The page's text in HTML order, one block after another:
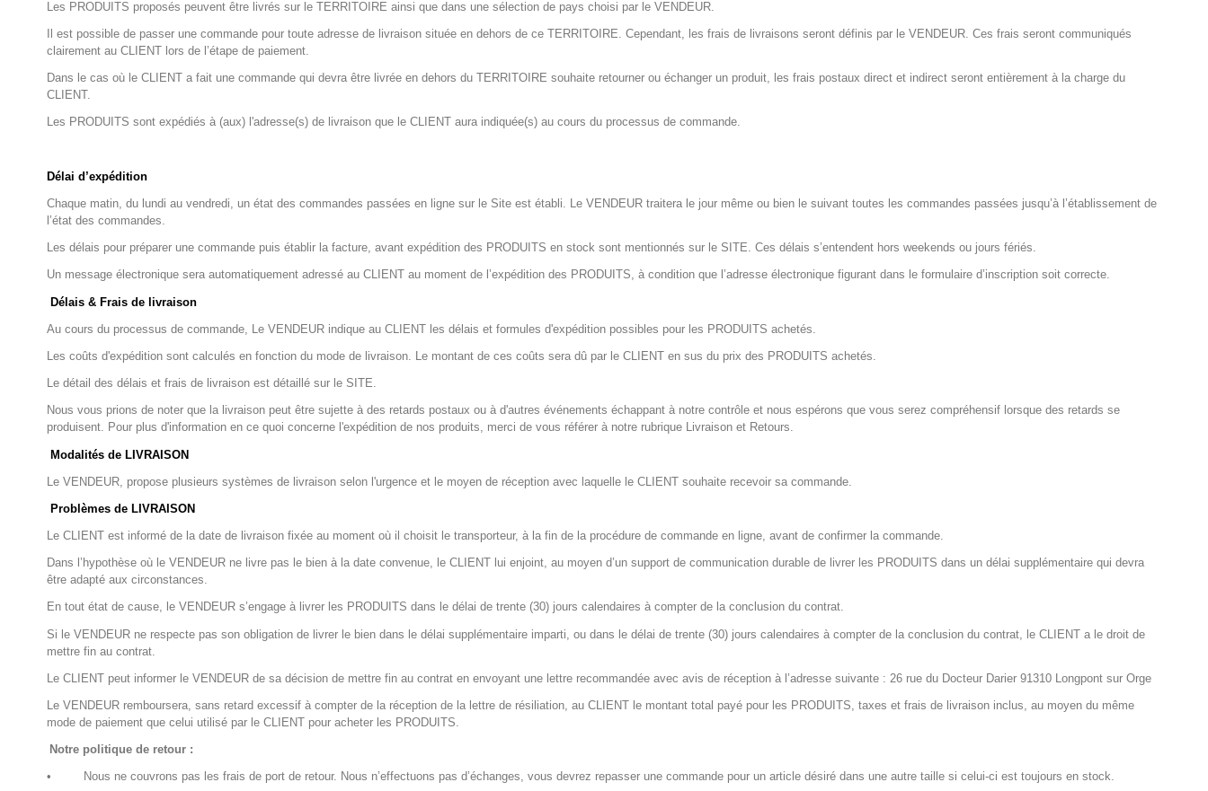
Les PRODUITS proposés peuvent être livrés sur le TERRITOIRE ainsi que dans une sélection de pays choisi par le VENDEUR.
Il est possible de passer une commande pour toute adresse de livraison située en dehors de ce TERRITOIRE. Cependant, les frais de livraisons seront définis par le VENDEUR. Ces frais seront communiqués
clairement au CLIENT lors de l’étape de paiement.
Dans le cas où le CLIENT a fait une commande qui devra être livrée en dehors du TERRITOIRE souhaite retourner ou échanger un produit, les frais postaux direct et indirect seront entièrement à la charge du
CLIENT.
Les PRODUITS sont expédiés à (aux) l'adresse(s) de livraison que le CLIENT aura indiquée(s) au cours du processus de commande.
Délai d’expédition
Chaque matin, du lundi au vendredi, un état des commandes passées en ligne sur le Site est établi. Le VENDEUR traitera le jour même ou bien le suivant toutes les commandes passées jusqu’à l’établissement de
l’état des commandes.
Les délais pour préparer une commande puis établir la facture, avant expédition des PRODUITS en stock sont mentionnés sur le SITE. Ces délais s’entendent hors weekends ou jours fériés.
Un message électronique sera automatiquement adressé au CLIENT au moment de l’expédition des PRODUITS, à condition que l’adresse électronique figurant dans le formulaire d’inscription soit correcte.
Délais & Frais de livraison
Au cours du processus de commande, Le VENDEUR indique au CLIENT les délais et formules d'expédition possibles pour les PRODUITS achetés.
Les coûts d'expédition sont calculés en fonction du mode de livraison. Le montant de ces coûts sera dû par le CLIENT en sus du prix des PRODUITS achetés.
Le détail des délais et frais de livraison est détaillé sur le SITE.
Nous vous prions de noter que la livraison peut être sujette à des retards postaux ou à d'autres événements échappant à notre contrôle et nous espérons que vous serez compréhensif lorsque des retards se
produisent. Pour plus d'information en ce quoi concerne l'expédition de nos produits, merci de vous référer à notre rubrique Livraison et Retours.
Modalités de LIVRAISON
Le VENDEUR, propose plusieurs systèmes de livraison selon l'urgence et le moyen de réception avec laquelle le CLIENT souhaite recevoir sa commande.
Problèmes de LIVRAISON
Le CLIENT est informé de la date de livraison fixée au moment où il choisit le transporteur, à la fin de la procédure de commande en ligne, avant de confirmer la commande.
Dans l’hypothèse où le VENDEUR ne livre pas le bien à la date convenue, le CLIENT lui enjoint, au moyen d’un support de communication durable de livrer les PRODUITS dans un délai supplémentaire qui devra
être adapté aux circonstances.
En tout état de cause, le VENDEUR s’engage à livrer les PRODUITS dans le délai de trente (30) jours calendaires à compter de la conclusion du contrat.
Si le VENDEUR ne respecte pas son obligation de livrer le bien dans le délai supplémentaire imparti, ou dans le délai de trente (30) jours calendaires à compter de la conclusion du contrat, le CLIENT a le droit de
mettre fin au contrat.
Le CLIENT peut informer le VENDEUR de sa décision de mettre fin au contrat en envoyant une lettre recommandée avec avis de réception à l’adresse suivante : 26 rue du Docteur Darier 91310 Longpont sur Orge
Le VENDEUR remboursera, sans retard excessif à compter de la réception de la lettre de résiliation, au CLIENT le montant total payé pour les PRODUITS, taxes et frais de livraison inclus, au moyen du même
mode de paiement que celui utilisé par le CLIENT pour acheter les PRODUITS.
Notre politique de retour :
• Nous ne couvrons pas les frais de port de retour. Nous n’effectuons pas d’échanges, vous devrez repasser une commande pour un article désiré dans une autre taille si celui-ci est toujours en stock.